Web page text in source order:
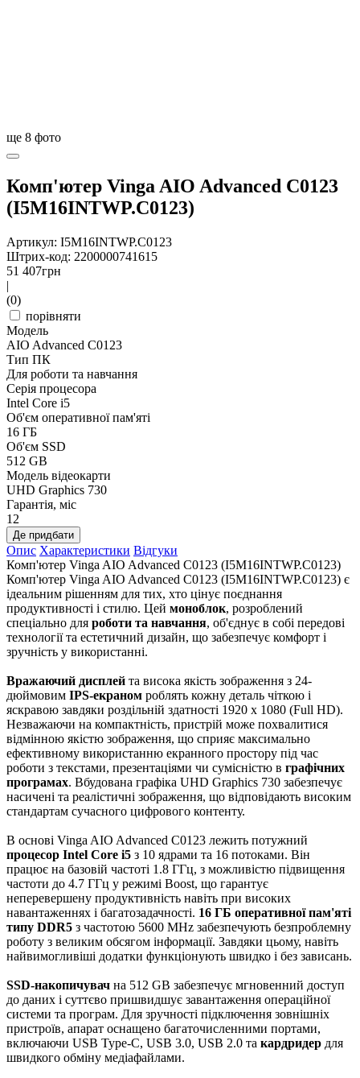
ще 8 фото
Комп'ютер Vinga AIO Advanced C0123
(I5M16INTWP.C0123)
Артикул: I5M16INTWP.C0123
Штрих-код: 2200000741615
51 407грн
|
(0)
порівняти
Модель
AIO Advanced C0123
Тип ПК
Для роботи та навчання
Серія процесора
Intel Core i5
Об'єм оперативної пам'яті
16 ГБ
Об'єм SSD
512 GB
Модель відеокарти
UHD Graphics 730
Гарантія, міс
12
Де придбати
Опис Характеристики Відгуки
Комп'ютер Vinga AIO Advanced C0123 (I5M16INTWP.C0123)
Комп'ютер Vinga AIO Advanced C0123 (I5M16INTWP.C0123) є
ідеальним рішенням для тих, хто цінує поєднання
продуктивності і стилю. Цей моноблок, розроблений
спеціально для роботи та навчання, об'єднує в собі передові
технології та естетичний дизайн, що забезпечує комфорт і
зручність у використанні.
Вражаючий дисплей та висока якість зображення з 24-
дюймовим IPS-екраном роблять кожну деталь чіткою і
яскравою завдяки роздільній здатності 1920 x 1080 (Full HD).
Незважаючи на компактність, пристрій може похвалитися
відмінною якістю зображення, що сприяє максимально
ефективному використанню екранного простору під час
роботи з текстами, презентаціями чи сумісністю в графічних
програмах. Вбудована графіка UHD Graphics 730 забезпечує
насичені та реалістичні зображення, що відповідають високим
стандартам сучасного цифрового контенту.
В основі Vinga AIO Advanced C0123 лежить потужний
процесор Intel Core i5 з 10 ядрами та 16 потоками. Він
працює на базовій частоті 1.8 ГГц, з можливістю підвищення
частоти до 4.7 ГГц у режимі Boost, що гарантує
неперевершену продуктивність навіть при високих
навантаженнях і багатозадачності. 16 ГБ оперативної пам'яті
типу DDR5 з частотою 5600 MHz забезпечують безпроблемну
роботу з великим обсягом інформації. Завдяки цьому, навіть
найвимогливіші додатки функціонують швидко і без зависань.
SSD-накопичувач на 512 GB забезпечує мгновенний доступ
до даних і суттєво пришвидшує завантаження операційної
системи та програм. Для зручності підключення зовнішніх
пристроїв, апарат оснащено багаточисленними портами,
включаючи USB Type-C, USB 3.0, USB 2.0 та кардридер для
швидкого обміну медіафайлами.